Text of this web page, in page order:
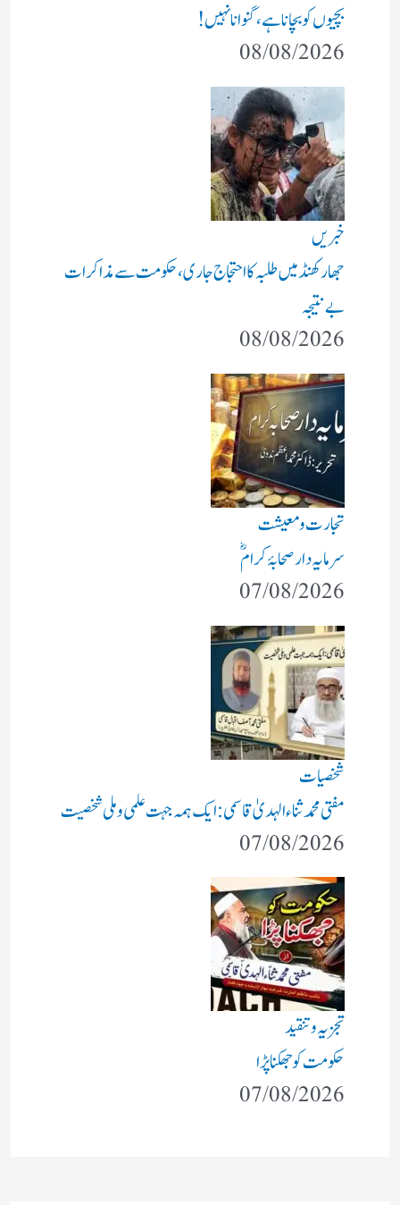
بچیوں کو بچانا ہے، گنوانا نہیں!
08/08/2026
خبریں
جھارکھنڈ میں طلبہ کا احتجاج جاری، حکومت سے مذاکرات
بے نتیجہ
08/08/2026
تجارت و معیشت
سرمایہ دار صحابۂ کرامؓ
07/08/2026
شخصیات
مفتی محمد ثناء الہدیٰ قاسمی: ایک ہمہ جہت علمی و ملی شخصیت
07/08/2026
تجزیہ و تنقید
حکومت کو جھکنا پڑا
07/08/2026